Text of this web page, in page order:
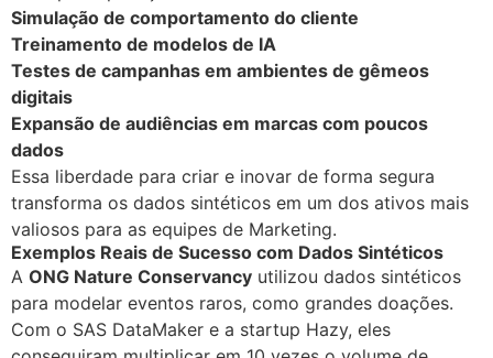
Simulação de comportamento do cliente
Treinamento de modelos de IA
Testes de campanhas em ambientes de gêmeos
digitais
Expansão de audiências em marcas com poucos
dados
Essa liberdade para criar e inovar de forma segura
transforma os dados sintéticos em um dos ativos mais
valiosos para as equipes de Marketing.
Exemplos Reais de Sucesso com Dados Sintéticos
A ONG Nature Conservancy utilizou dados sintéticos
para modelar eventos raros, como grandes doações.
Com o SAS DataMaker e a startup Hazy, eles